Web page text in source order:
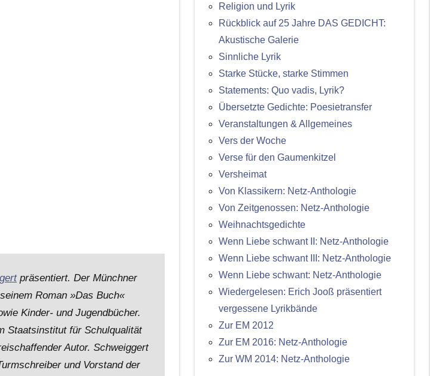
präsentiert. Der Münchner
Roman »Das Buch«
Kinder- und Jugendbücher.
Staatsinstitut für Schulqualität
Autor. Schweiggert
und Vorstand der
Religion und Lyrik
Rückblick auf 25 Jahre DAS GEDICHT:
Akustische Galerie
Sinnliche Lyrik
Starke Stücke, starke Stimmen
Statements: Quo vadis, Lyrik?
Übersetzte Gedichte: Poesietransfer
Veranstaltungen & Allgemeines
Vers der Woche
Verse für den Gaumenkitzel
Versheimat
Von Klassikern: Netz-Anthologie
Von Zeitgenossen: Netz-Anthologie
Weihnachtsgedichte
Wenn Liebe schwant II: Netz-Anthologie
Wenn Liebe schwant III: Netz-Anthologie
Wenn Liebe schwant: Netz-Anthologie
Wiedergelesen: Erich Jooß präsentiert
vergessene Lyrikbände
Zur EM 2012
Zur EM 2016: Netz-Anthologie
Zur WM 2014: Netz-Anthologie